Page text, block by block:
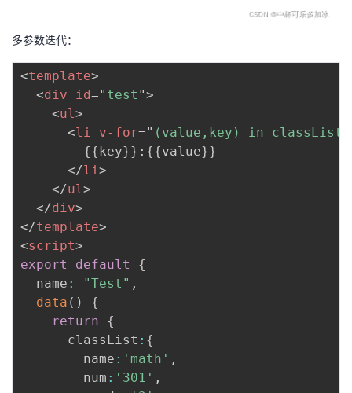
多参数迭代：
<template>
<div id=" test ">
<ul >
<li v-for=" (value,key) in classList
        {{key}}:{{value}}
</li >
</ul >
</div>
</template>
<script>
export
default
{
  name
: "Test" ,
data ( )
{
return
{
      classList
: {
        name
: 'math' ,
        num
: '301' ,